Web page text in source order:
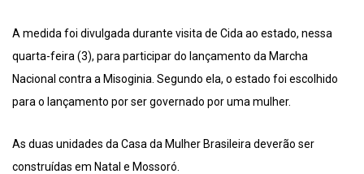
A medida foi divulgada durante visita de Cida ao estado, nessa
quarta-feira (3), para participar do lançamento da Marcha
Nacional contra a Misoginia. Segundo ela, o estado foi escolhido
para o lançamento por ser governado por uma mulher.
As duas unidades da Casa da Mulher Brasileira deverão ser
construídas em Natal e Mossoró.